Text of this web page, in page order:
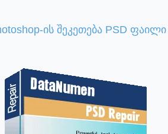
ის შეკეთება PSD ფაილი